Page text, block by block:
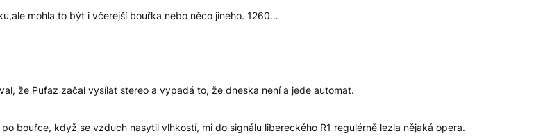
mohla to být i včerejší bouřka nebo něco jiného. 1260…
že Pufaz začal vysílat stereo a vypadá to, že dneska není a jede automat.
bouřce, když se vzduch nasytil vlhkostí, mi do signálu libereckého R1 regulérně lezla nějaká opera.